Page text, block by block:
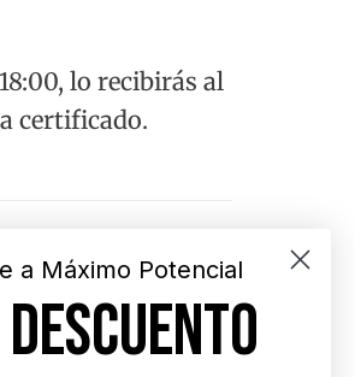
lo recibirás al
certificado.
a Máximo Potencial